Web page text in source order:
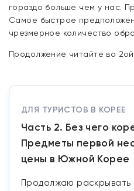
гораздо больше чем у нас.
Самое быстрое
чрезмерное количество
Продолжение читайте во
ДЛЯ ТУРИСТОВ В КОРЕЕ
Часть 2. Без чего
Предметы первой
цены в Южной Корее
Продолжаю раскрывать